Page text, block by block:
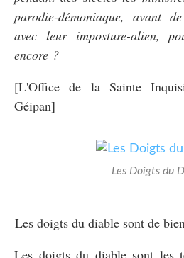
parodie-démoniaque, avant
avec leur imposture-alien,
encore ?
[L'Office de la Sainte
Géipan]
Les Doigts du
Les doigts du diable sont de
Les doigts du diable sont les